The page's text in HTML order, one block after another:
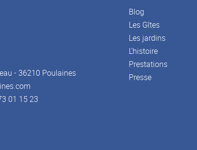
- 36210 Poulaines
01 15 23
Blog
Les Gîtes
Les jardins
L’histoire
Prestations
Presse